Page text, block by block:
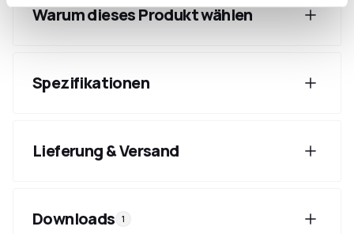
Warum dieses Produkt wählen
Spezifikationen
Lieferung & Versand
Downloads 1